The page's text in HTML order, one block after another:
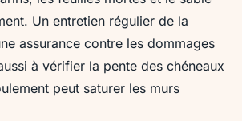
Un entretien régulier de la
assurance contre les dommages
à vérifier la pente des chéneaux
peut saturer les murs